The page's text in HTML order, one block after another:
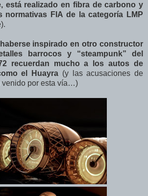
está realizado en fibra de carbono y
normativas FIA de la categoría LMP
inspirado en otro constructor
barrocos y “steampunk” del
recuerdan mucho a los autos de
el Huayra (y las acusaciones de
venido por esta vía…)